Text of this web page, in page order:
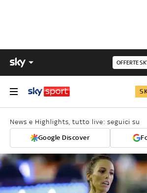
OFFERTE
News e Highlights, tutto live: seguici su
Google Discover